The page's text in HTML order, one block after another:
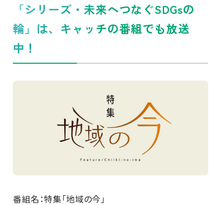
「シリーズ・未来へつなぐSDGsの
輪」は、キャッチの番組でも放送
中！
番組名：特集「地域の今」